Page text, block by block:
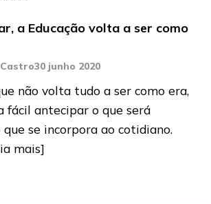
a Educação volta a ser como
30 junho 2020
não volta tudo a ser como era,
fácil antecipar o que será
que se incorpora ao cotidiano.
mais]